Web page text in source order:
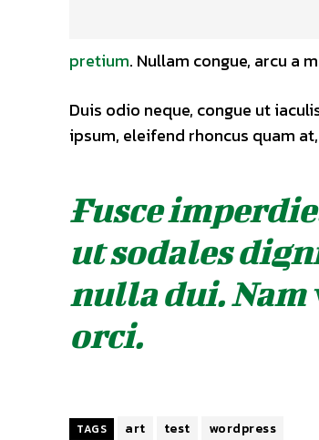
pretium. Nullam congue, arcu a
Duis odio neque, congue ut
ipsum, eleifend rhoncus quam
Fusce
ut sodales
nulla dui. Nam
orci.
TAGS art test wordpress